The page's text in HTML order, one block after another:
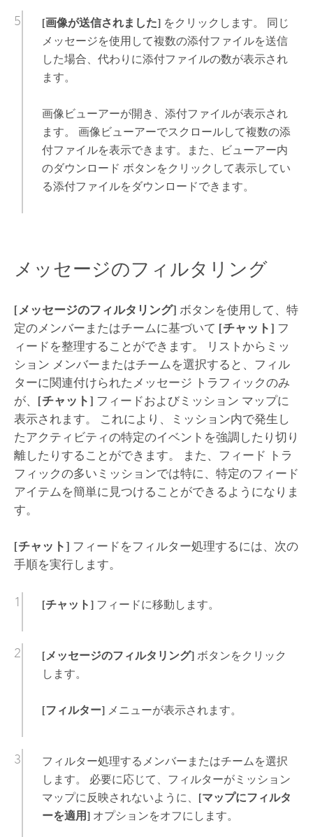
[画像が送信されました]をクリックします。 同じ
メッセージを使用して複数の添付ファイルを送信
した場合、代わりに添付ファイルの数が表示され
ます。
画像ビューアーが開き、添付ファイルが表示され
ます。 画像ビューアーでスクロールして複数の添
付ファイルを表示できます。また、ビューアー内
のダウンロード ボタンをクリックして表示してい
る添付ファイルをダウンロードできます。
メッセージのフィルタリング
[メッセージのフィルタリング] ボタンを使用して、特
定のメンバーまたはチームに基づいて [チャット] フ
ィードを整理することができます。 リストからミッ
ション メンバーまたはチームを選択すると、フィル
ターに関連付けられたメッセージ トラフィックのみ
が、 [チャット] フィードおよびミッション マップに
表示されます。 これにより、ミッション内で発生し
たアクティビティの特定のイベントを強調したり切り
離したりすることができます。 また、フィード トラ
フィックの多いミッションでは特に、特定のフィード
アイテムを簡単に見つけることができるようになりま
す。
[チャット] フィードをフィルター処理するには、次の
手順を実行します。
[チャット]フィードに移動します。
[メッセージのフィルタリング]ボタンをクリック
します。
[フィルター]メニューが表示されます。
フィルター処理するメンバーまたはチームを選択
します。 必要に応じて、フィルターがミッション
マップに反映されないように、 [マップにフィルタ
ーを適用]オプションをオフにします。